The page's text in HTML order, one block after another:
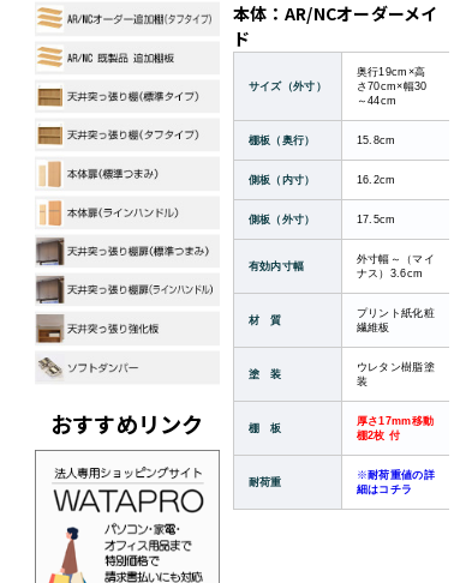
おすすめリンク
本体：AR/NCオーダーメイ
ド
サイズ（外寸）
奥行19cm×高
さ70cm×幅30
～44cm
棚板（奥行） 15.8cm
側板（内寸） 16.2cm
側板（外寸） 17.5cm
有効内寸幅
外寸幅～（マイ
ナス）3.6cm
材 質
プリント紙化粧
繊維板
塗 装
ウレタン樹脂塗
装
棚 板
厚さ17mm移動
棚2枚 付
耐荷重
※耐荷重値の詳
細はコチラ